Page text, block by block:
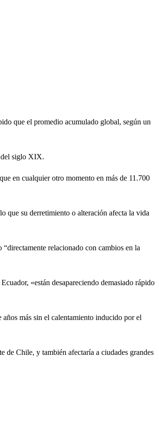
que el promedio acumulado global, según un
del siglo XIX.
en cualquier otro momento en más de 11.700
que su derretimiento o alteración afecta la vida
relacionado con cambios en la
«están desapareciendo demasiado rápido
más sin el calentamiento inducido por el
de Chile, y también afectaría a ciudades grandes